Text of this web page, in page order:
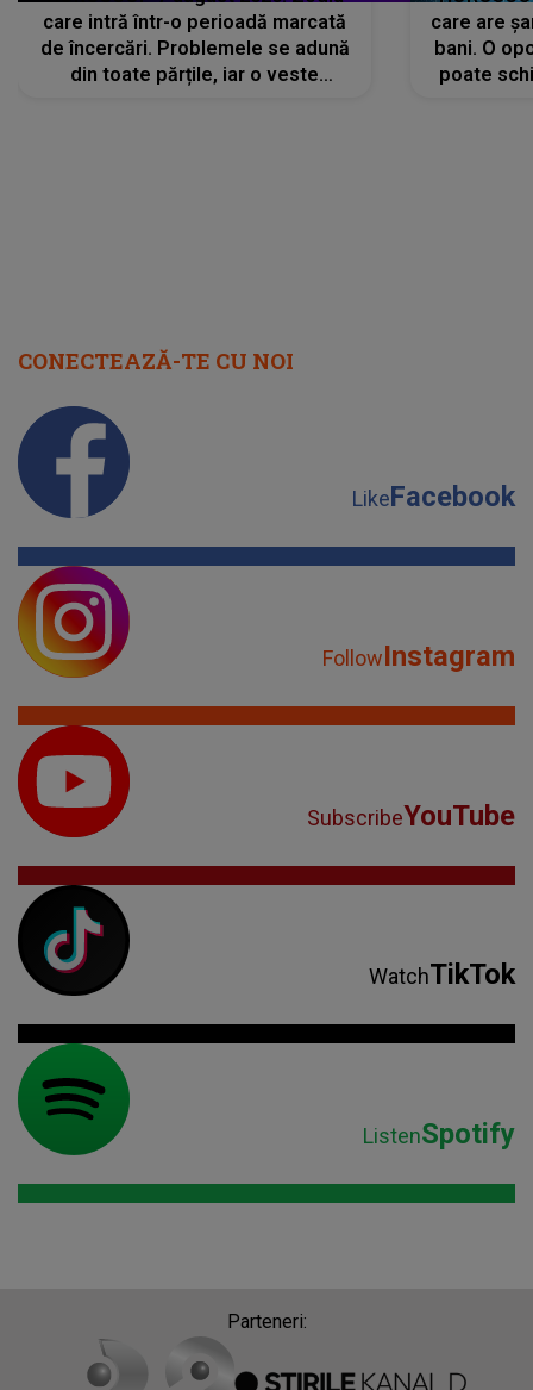
care intră într-o perioadă marcată
de încercări. Problemele se adună
din toate părțile, iar o veste
care are
bani. O
poate
CONECTEAZĂ-TE CU NOI
LikeFacebook
FollowInstagram
SubscribeYouTube
WatchTikTok
ListenSpotify
Parteneri: